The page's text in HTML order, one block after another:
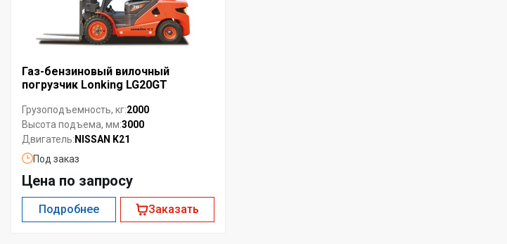
Газ-бензиновый вилочный
погрузчик Lonking LG20GT
Грузоподъемность, кг:2000
Высота подъема, мм:3000
Двигатель: NISSAN K21
Под заказ
Цена по запросу
Подробнее Заказать